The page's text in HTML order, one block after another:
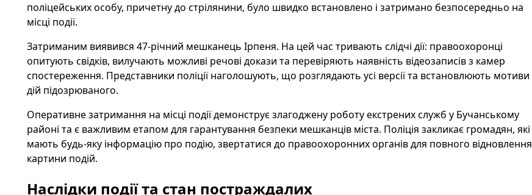
поліцейських особу, причетну до стрілянини, було швидко встановлено і затримано безпосередньо на
місці події.
Затриманим виявився 47-річний мешканець Ірпеня. На цей час тривають слідчі дії: правоохоронці
опитують свідків, вилучають можливі речові докази та перевіряють наявність відеозаписів з камер
спостереження. Представники поліції наголошують, що розглядають усі версії та встановлюють мотиви
дій підозрюваного.
Оперативне затримання на місці події демонструє злагоджену роботу екстрених служб у Бучанському
районі та є важливим етапом для гарантування безпеки мешканців міста. Поліція закликає громадян, які
мають будь-яку інформацію про подію, звертатися до правоохоронних органів для повного відновлення
картини подій.
Наслідки події та стан постраждалих